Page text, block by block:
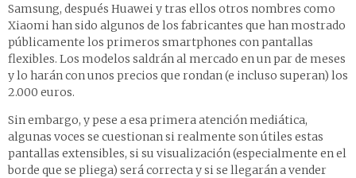
Samsung, después Huawei y tras ellos otros nombres como
Xiaomi han sido algunos de los fabricantes que han mostrado
públicamente los primeros smartphones con pantallas
flexibles. Los modelos saldrán al mercado en un par de meses
y lo harán con unos precios que rondan (e incluso superan) los
2.000 euros.
Sin embargo, y pese a esa primera atención mediática,
algunas voces se cuestionan si realmente son útiles estas
pantallas extensibles, si su visualización (especialmente en el
borde que se pliega) será correcta y si se llegarán a vender